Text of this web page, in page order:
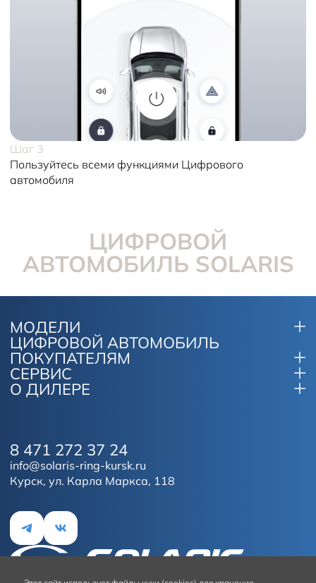
Шаг 3
Пользуйтесь всеми функциями Цифрового
автомобиля
ЦИФРОВОЙ
АВТОМОБИЛЬ SOLARIS
МОДЕЛИ
ЦИФРОВОЙ АВТОМОБИЛЬ
ПОКУПАТЕЛЯМ
СЕРВИС
О ДИЛЕРЕ
Курск, ул. Карла Маркса, 118
8 471 272 37 24
info@solaris-ring-kursk.ru